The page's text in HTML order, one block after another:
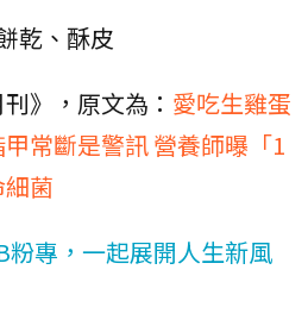
乾、酥皮
》，原文為： 愛吃生雞蛋
常斷是警訊 營養師曝「1
菌
粉專，一起展開人生新風